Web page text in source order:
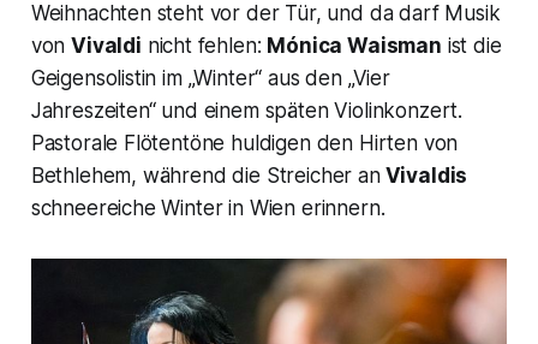
Weihnachten steht vor der Tür, und da darf Musik
vonVivaldi nicht fehlen: Mónica Waisman ist die
Geigensolistin im „Winter“ aus den „Vier
Jahreszeiten“ und einem späten Violinkonzert.
Pastorale Flötentöne huldigen den Hirten von
Bethlehem, während die Streicher anVivaldis
schneereiche Winter in Wien erinnern.